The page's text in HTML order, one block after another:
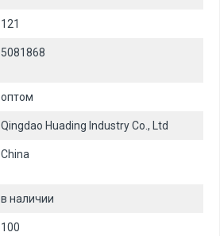
121
5081868
оптом
Qingdao Huading Industry Co., Ltd
China
в наличии
100